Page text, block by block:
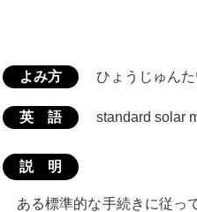
よみ方 ひょうじゅん
英 語 standard solar
説 明
ある標準的な手続きに従っ